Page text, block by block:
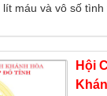
máu và vô số
Hội